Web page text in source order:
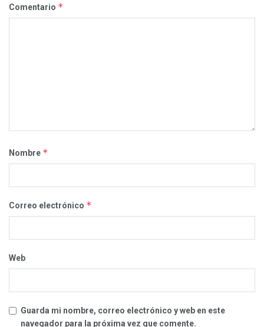
Comentario *
Nombre *
Correo electrónico *
Web
Guarda mi nombre, correo electrónico y web en este
navegador para la próxima vez que comente.